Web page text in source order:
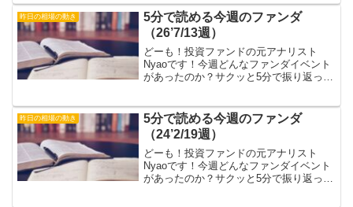
→Twitterフォローはこちらから！▶毎週
日曜夜20...
昨日の相場の動き
5分で読める今週のファンダ
（26’7/13週）
どーも！投資ファンドの元アナリスト
Nyaoです！今週どんなファンダイベント
があったのか？サクッと5分で振り返って
てるけど どうやってトレードに 活か
せばいい...
昨日の相場の動き
5分で読める今週のファンダ
（24’2/19週）
どーも！投資ファンドの元アナリスト
Nyaoです！今週どんなファンダイベント
があったのか？サクッと5分で振り返って